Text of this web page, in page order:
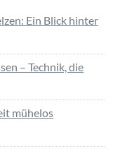
Ein Blick hinter
– Technik, die
mühelos